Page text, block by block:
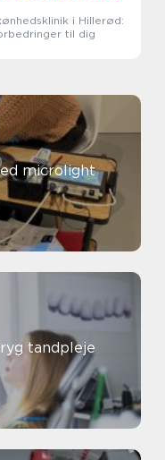
i Hillerød:
til dig
microlight
tandpleje